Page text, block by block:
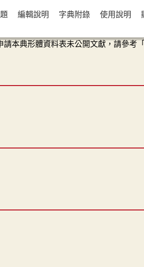
編輯說明 字典附錄 使用說明
請本典形體資料表未公開文獻，請參考「